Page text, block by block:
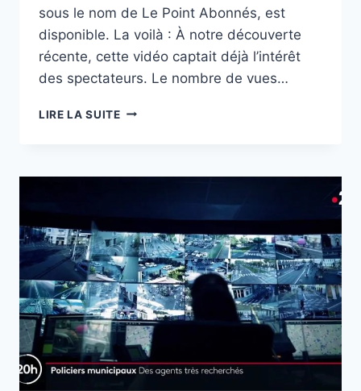
sous le nom de Le Point Abonnés, est
disponible. La voilà : À notre découverte
récente, cette vidéo captait déjà l’intérêt
des spectateurs. Le nombre de vues…
LIRE LA SUITEDÉCHARGE
MOINS
DANS
L’ÉBOULEMENT
D’UNE
DÉCHARGE